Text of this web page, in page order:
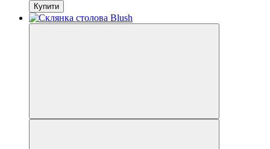
Купити